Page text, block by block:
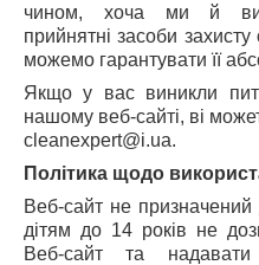
чином, хоча ми й
прийнятні засоби
можемо гарантувати її
Якщо у вас виникли
нашому веб-сайті, ві
c leanexpert@i.ua.
Політика щодо
Веб-сайт не призначений
дітям до 14 років не
Веб-сайт та